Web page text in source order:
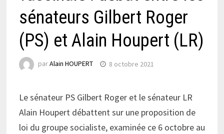
sénateurs Gilbert Roger
(PS) et Alain Houpert (LR)
parAlain HOUPERT 8 octobre 2021
Le sénateur PS Gilbert Roger et le sénateur LR
Alain Houpert débattent sur une proposition de
loi du groupe socialiste, examinée ce 6 octobre au